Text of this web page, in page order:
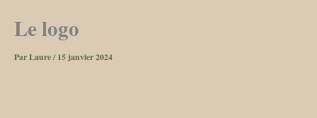
Le logo
ParLaure/15 janvier 2024